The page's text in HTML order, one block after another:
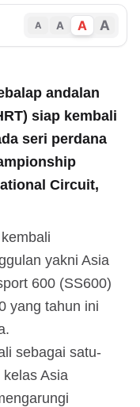
A A A A
andalan
siap kembali
seri perdana
Circuit,
yakni Asia
600 (SS600)
yang tahun ini
sebagai satu-
Asia